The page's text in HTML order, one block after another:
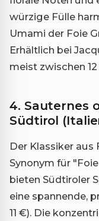
würzige Fülle
Umami der Foie
Erhältlich bei
meist zwischen
4. Sauternes
Südtirol
Der Klassiker aus
Synonym für
bieten Südtiroler
eine spannende,
11 €). Die